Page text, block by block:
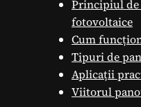
Principiul
fotovoltaice
Cum
Tipuri de
Aplicații
Viitorul